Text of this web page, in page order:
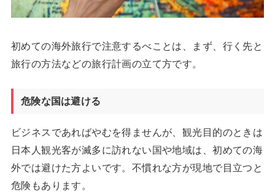
初めての海外旅行で注意するべことは、まず、行く先と
旅行の方法などの旅行計画の立て方です。
危険な国は避ける
ビジネスであればやむを得ませんが、観光目的のときは
日本人観光客が滅多に訪れない国や地域は、初めての海
外では避けた方よいです。不慣れな方が現地で目立つと
危険もあります。